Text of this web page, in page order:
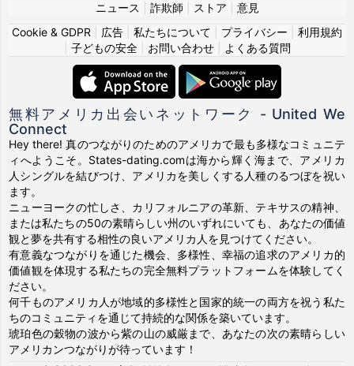
ニュース 詐欺師 ストア
意見
Cookie & GDPR
広告 私たちについて プライバシー
利用規約
子どもの安全| お問い合わせ| よくある質問
無料アメリカ出会いネットワーク - United We
Connect
Hey there! 真のつながりのためのアメリカで最も多様なコミュニテ
ィへようこそ。States-dating.comは海から輝く海まで、アメリカ
人シングルを結びつけ、アメリカを美しくする人種のるつぼを祝い
ます。
ニューヨークの忙しさ、カリフォルニアの革新、テキサスの精神、
または私たちの50の素晴らしい州のいずれにいても、あなたの価値
観と夢を共有する相性の良いアメリカ人を見つけてください。
有意義なつながりを通じた機会、多様性、幸福の追求のアメリカ的
価値観を体現する私たちの完全無料プラットフォームを体験してく
ださい。
何千ものアメリカ人が地域的多様性と国家的統一の両方を祝う私た
ちのコミュニティを通じて持続的な関係を築いています。
琥珀色の穀物の波から紫の山の威厳まで、あなたの次の素晴らしい
アメリカンつながりが待っています！